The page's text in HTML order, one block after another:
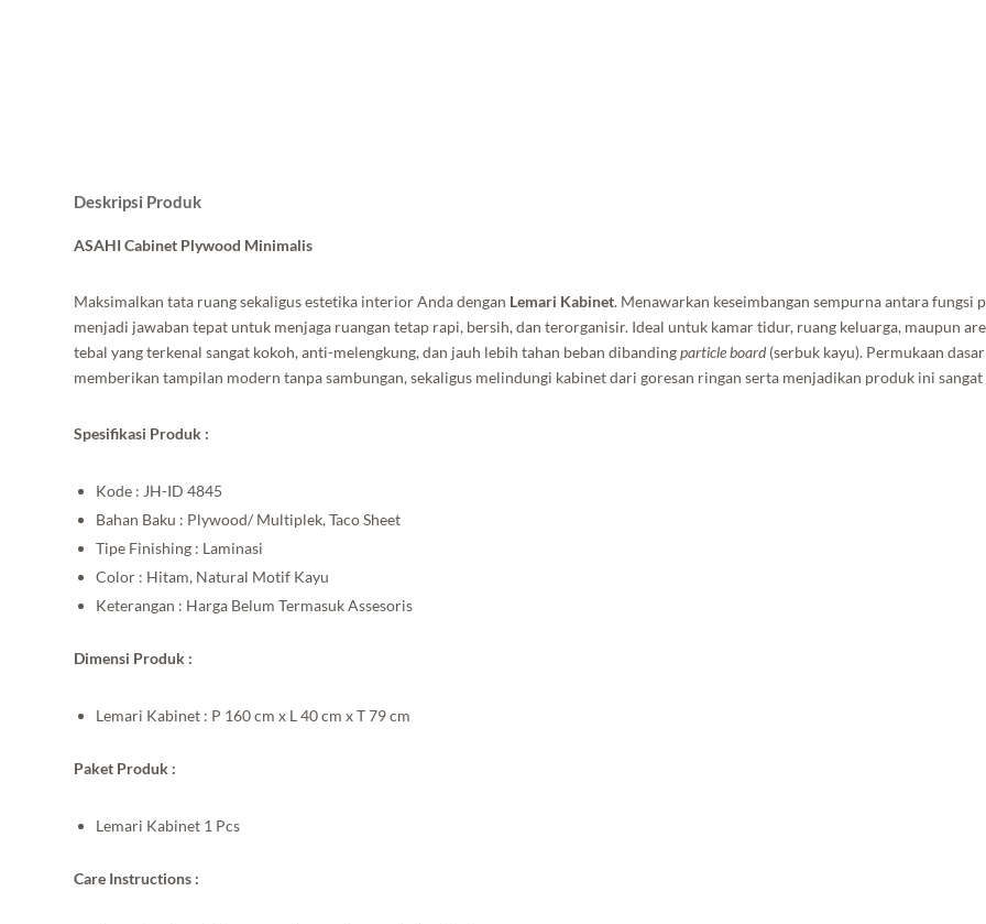
Deskripsi Produk
ASAHI Cabinet Plywood Minimalis
Maksimalkan tata ruang sekaligus estetika interior Anda dengan Lemari Kabinet. Menawarkan keseimbangan sempurna antara
menjadi jawaban tepat untuk menjaga ruangan tetap rapi, bersih, dan terorganisir. Ideal untuk kamar tidur, ruang keluarga, maupun
tebal yang terkenal sangat kokoh, anti-melengkung, dan jauh lebih tahan beban dibandingparticle board(serbuk kayu). Permukaan
memberikan tampilan modern tanpa sambungan, sekaligus melindungi kabinet dari goresan ringan serta menjadikan produk ini
Spesifikasi Produk :
Kode : JH-ID 4845
Bahan Baku : Plywood/ Multiplek, Taco Sheet
Tipe Finishing : Laminasi
Color : Hitam, Natural Motif Kayu
Keterangan : Harga Belum Termasuk Assesoris
Dimensi Produk :
Lemari Kabinet : P 160 cm x L 40 cm x T 79 cm
Paket Produk :
Lemari Kabinet 1 Pcs
Care Instructions :